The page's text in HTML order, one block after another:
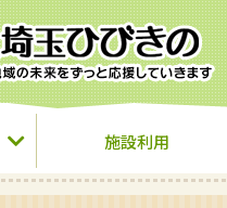
施設利用